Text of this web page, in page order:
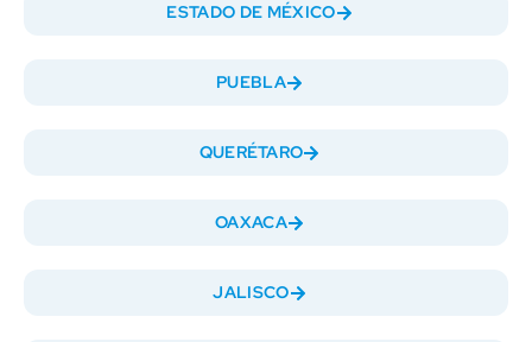
ESTADO DE MÉXICO
PUEBLA
QUERÉTARO
OAXACA
JALISCO